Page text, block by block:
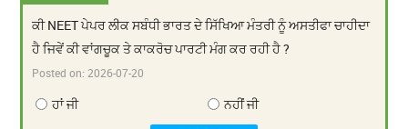
ਕੀ NEET ਪੇਪਰ ਲੀਕ ਸਬੰਧੀ ਭਾਰਤ ਦੇ ਸਿੱਖਿਆ ਮੰਤਰੀ ਨੂੰ ਅਸਤੀਫਾ ਚਾਹੀਦਾ
ਹੈ ਜਿਵੇਂ ਕੀ ਵਾਂਗਚੂਕ ਤੇ ਕਾਕਰੋਚ ਪਾਰਟੀ ਮੰਗ ਕਰ ਰਹੀ ਹੈ ?
Posted on:2026-07-20
ਹਾਂ ਜੀ ਨਹੀਂ ਜੀ